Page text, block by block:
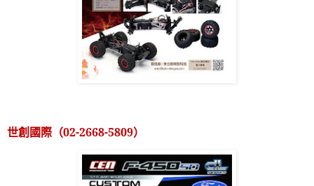
世創國際（02-2668-5809）